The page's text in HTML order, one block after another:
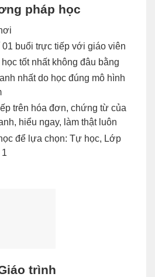
pháp học
buổi trực tiếp với giáo viên
tốt nhất không đâu bằng
nhất do học đúng mô hình
trên hóa đơn, chứng từ của
hiểu ngay, làm thật luôn
để lựa chọn: Tự học, Lớp
trình